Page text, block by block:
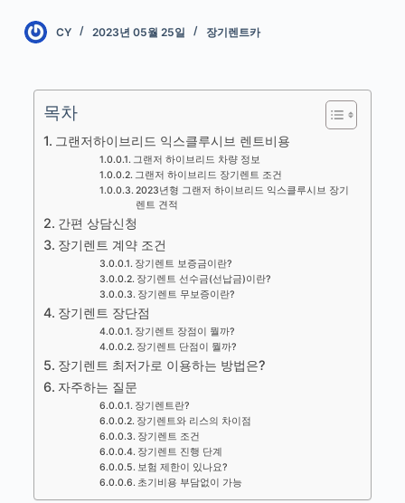
CY 2023년 05월 25일 장기렌트카
목차
그랜저하이브리드 익스클루시브 렌트비용
그랜저 하이브리드 차량 정보
그랜저 하이브리드 장기렌트 조건
2023년형 그랜저 하이브리드 익스클루시브 장기
렌트 견적
간편 상담신청
장기렌트 계약 조건
장기렌트 보증금이란?
장기렌트 선수금(선납금)이란?
장기렌트 무보증이란?
장기렌트 장단점
장기렌트 장점이 뭘까?
장기렌트 단점이 뭘까?
장기렌트 최저가로 이용하는 방법은?
자주하는 질문
장기렌트란?
장기렌트와 리스의 차이점
장기렌트 조건
장기렌트 진행 단계
보험 제한이 있나요?
초기비용 부담없이 가능